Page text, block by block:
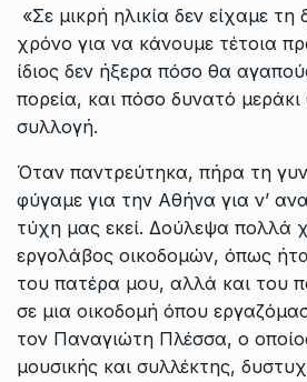
«Σε μικρή ηλικία δεν είχαμε
χρόνο για να κάνουμε τέτοια
ίδιος δεν ήξερα πόσο θα
πορεία, και πόσο δυνατό
συλλογή.
Όταν παντρεύτηκα, πήρα τη
φύγαμε για την Αθήνα για ν’
τύχη μας εκεί. Δούλεψα πολλά
εργολάβος οικοδομών, όπως
του πατέρα μου, αλλά και του
σε μια οικοδομή όπου
τον Παναγιώτη Πλέσσα, ο
μουσικής και συλλέκτης,